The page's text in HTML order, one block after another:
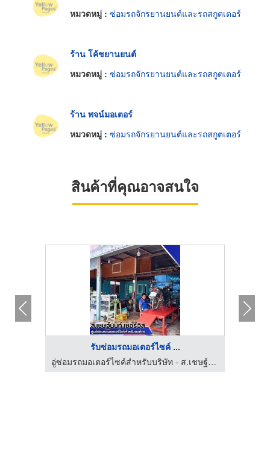
หมวดหมู่ : ซ่อมรถจักรยานยนต์และรถสกูตเตอร์
ร้าน โค้ชยานยนต์
หมวดหมู่ : ซ่อมรถจักรยานยนต์และรถสกูตเตอร์
ร้าน พจน์มอเตอร์
หมวดหมู่ : ซ่อมรถจักรยานยนต์และรถสกูตเตอร์
สินค้าที่คุณอาจสนใจ
รับซ่อมรถมอเตอร์ไซค์ ...
อู่ซ่อมรถมอเตอร์ไซค์สำหรับบริษัท - ส.เชษฐ์นนท์ เซอร์วิส